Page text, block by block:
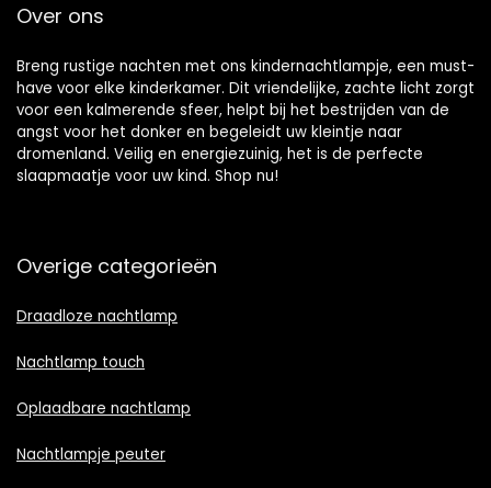
Over ons
Breng rustige nachten met ons kindernachtlampje, een must-
have voor elke kinderkamer. Dit vriendelijke, zachte licht zorgt
voor een kalmerende sfeer, helpt bij het bestrijden van de
angst voor het donker en begeleidt uw kleintje naar
dromenland. Veilig en energiezuinig, het is de perfecte
slaapmaatje voor uw kind. Shop nu!
Overige categorieën
Draadloze nachtlamp
Nachtlamp touch
Oplaadbare nachtlamp
Nachtlampje peuter